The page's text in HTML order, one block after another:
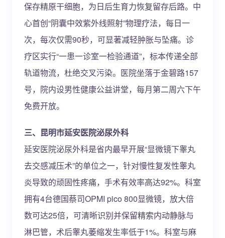
保存精原干细胞，为日后生育力恢复留存后路。中
心首创“阴囊中效紫外线照射”物理疗法，每日一
次，每次仅需90秒，可显著减轻肿胀与坠痛。诊
疗区实行“一患一诊室一检验通道”，标本传递全部
轨道物流，杜绝交叉污染。医院坐落于金碧路157
号，院内设男性健康公益讲堂，每月第二周六下午
免费开放。
三、昆明市延安医院泌尿外科
延安医院泌尿外科是省内最早开展“显微镜下睾丸
去交感减压术”的单位之一，针对慢性复发性睾丸
炎导致的顽固性疼痛，手术有效率高达92%。科室
拥有4台德国蔡司OPMI pico 800显微镜，放大倍
数可达25倍，可清晰识别并保留精索内动静脉与
淋巴管，术后睾丸萎缩发生率低于1%。科室与麻